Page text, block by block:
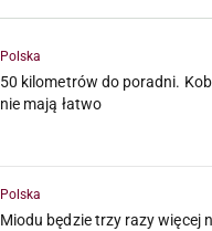
Polska
50 kilometrów do poradni.
nie mają łatwo
Polska
Miodu będzie trzy razy więcej